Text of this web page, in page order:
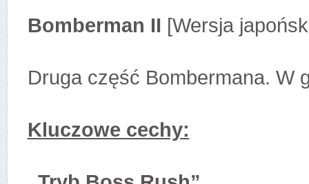
Bomberman II [Wersja
Druga część Bombermana. W
Kluczowe cechy: